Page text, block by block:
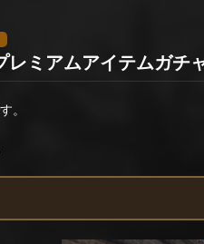
レミアムアイテムガチ
。